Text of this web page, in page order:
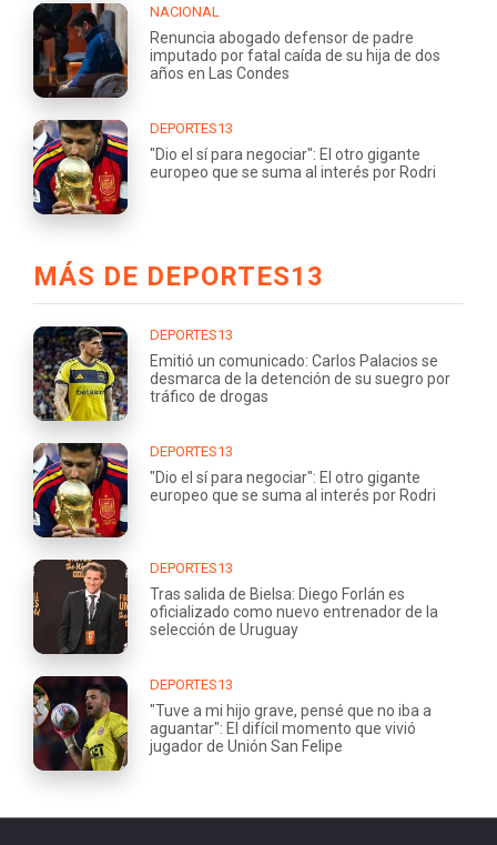
NACIONAL
Renuncia abogado defensor de padre
imputado por fatal caída de su hija de dos
años en Las Condes
DEPORTES13
"Dio el sí para negociar": El otro gigante
europeo que se suma al interés por Rodri
MÁS DE DEPORTES13
DEPORTES13
Emitió un comunicado: Carlos Palacios se
desmarca de la detención de su suegro por
tráfico de drogas
DEPORTES13
"Dio el sí para negociar": El otro gigante
europeo que se suma al interés por Rodri
DEPORTES13
Tras salida de Bielsa: Diego Forlán es
oficializado como nuevo entrenador de la
selección de Uruguay
DEPORTES13
"Tuve a mi hijo grave, pensé que no iba a
aguantar": El difícil momento que vivió
jugador de Unión San Felipe